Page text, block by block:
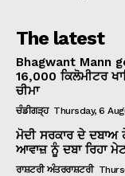
The latest
Bhagwant Mann
16,000 ਕਿਲੋਮੀਟਰ
ਚੀਮਾ
ਚੰਡੀਗੜ੍ਹ Thursday, 6
ਮੋਦੀ ਸਰਕਾਰ ਦੇ
ਆਵਾਜ਼ ਨੂੰ ਦਬਾ ਰਿਹਾ
ਰਾਸ਼ਟਰੀ ਅੰਤਰਰਾਸ਼ਟਰੀ